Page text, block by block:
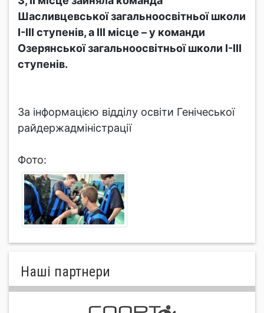
Шасливцевської загальноосвітньої школи
І-ІІІ ступенів, а ІІІ місце – у команди
Озерянської загальноосвітньої школи І-ІІІ
ступенів.
За інформацією відділу освіти Генічеської
райдержадміністрації
Фото:
Нашi партнери